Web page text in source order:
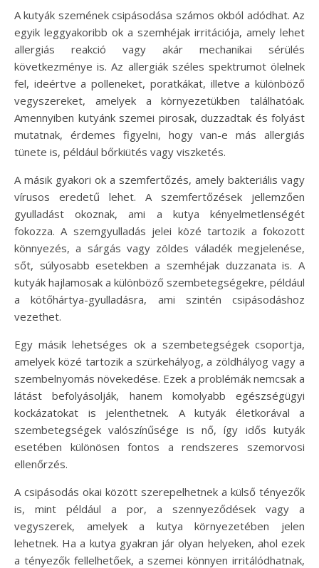
A kutyák szemének csipásodása számos okból adódhat. Az
egyik leggyakoribb ok a szemhéjak irritációja, amely lehet
allergiás reakció vagy akár mechanikai sérülés
következménye is. Az allergiák széles spektrumot ölelnek
fel, ideértve a polleneket, poratkákat, illetve a különböző
vegyszereket, amelyek a környezetükben találhatóak.
Amennyiben kutyánk szemei pirosak, duzzadtak és folyást
mutatnak, érdemes figyelni, hogy van-e más allergiás
tünete is, például bőrkiütés vagy viszketés.
A másik gyakori ok a szemfertőzés, amely bakteriális vagy
vírusos eredetű lehet. A szemfertőzések jellemzően
gyulladást okoznak, ami a kutya kényelmetlenségét
fokozza. A szemgyulladás jelei közé tartozik a fokozott
könnyezés, a sárgás vagy zöldes váladék megjelenése,
sőt, súlyosabb esetekben a szemhéjak duzzanata is. A
kutyák hajlamosak a különböző szembetegségekre, például
a kötőhártya-gyulladásra, ami szintén csipásodáshoz
vezethet.
Egy másik lehetséges ok a szembetegségek csoportja,
amelyek közé tartozik a szürkehályog, a zöldhályog vagy a
szembelnyomás növekedése. Ezek a problémák nemcsak a
látást befolyásolják, hanem komolyabb egészségügyi
kockázatokat is jelenthetnek. A kutyák életkorával a
szembetegségek valószínűsége is nő, így idős kutyák
esetében különösen fontos a rendszeres szemorvosi
ellenőrzés.
A csipásodás okai között szerepelhetnek a külső tényezők
is, mint például a por, a szennyeződések vagy a
vegyszerek, amelyek a kutya környezetében jelen
lehetnek. Ha a kutya gyakran jár olyan helyeken, ahol ezek
a tényezők fellelhetőek, a szemei könnyen irritálódhatnak,